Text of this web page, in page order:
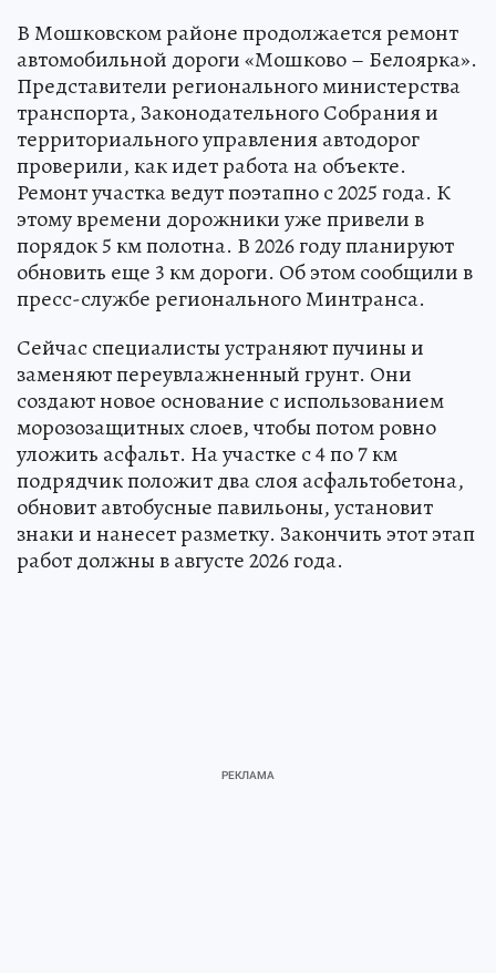
В Мошковском районе продолжается ремонт
автомобильной дороги «Мошково – Белоярка».
Представители регионального министерства
транспорта, Законодательного Собрания и
территориального управления автодорог
проверили, как идет работа на объекте.
Ремонт участка ведут поэтапно с 2025 года. К
этому времени дорожники уже привели в
порядок 5 км полотна. В 2026 году планируют
обновить еще 3 км дороги. Об этом сообщили в
пресс-службе регионального Минтранса.
Сейчас специалисты устраняют пучины и
заменяют переувлажненный грунт. Они
создают новое основание с использованием
морозозащитных слоев, чтобы потом ровно
уложить асфальт. На участке с 4 по 7 км
подрядчик положит два слоя асфальтобетона,
обновит автобусные павильоны, установит
знаки и нанесет разметку. Закончить этот этап
работ должны в августе 2026 года.